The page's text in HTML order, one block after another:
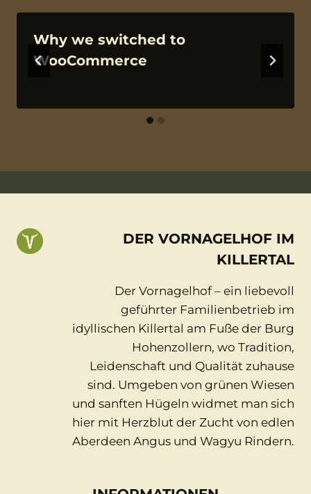
Why we switched to
WooCommerce
DER VORNAGELHOF IM
KILLERTAL
Der Vornagelhof – ein liebevoll
geführter Familienbetrieb im
idyllischen Killertal am Fuße der Burg
Hohenzollern, wo Tradition,
Leidenschaft und Qualität zuhause
sind. Umgeben von grünen Wiesen
und sanften Hügeln widmet man sich
hier mit Herzblut der Zucht von edlen
Aberdeen Angus und Wagyu Rindern.